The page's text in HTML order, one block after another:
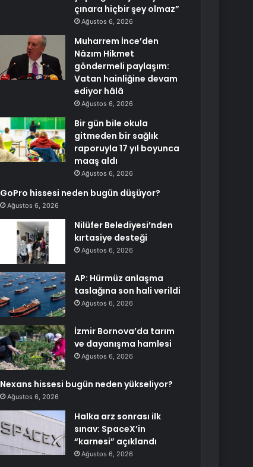
çınara hiçbir şey olmaz”
Ağustos 6, 2026
Muharrem İnce’den
Nâzım Hikmet
göndermeli paylaşım:
Vatan hainliğine devam
ediyor hâlâ
Ağustos 6, 2026
Bir gün bile okula
gitmeden bir sağlık
raporuyla 17 yıl boyunca
maaş aldı
Ağustos 6, 2026
GoPro hissesi neden bugün düşüyor?
Ağustos 6, 2026
Nilüfer Belediyesi’nden
kırtasiye desteği
Ağustos 6, 2026
AP: Hürmüz anlaşma
taslağına son hali verildi
Ağustos 6, 2026
İzmir Bornova’da tarım
ve dayanışma hamlesi
Ağustos 6, 2026
Nexans hissesi bugün neden yükseliyor?
Ağustos 6, 2026
Halka arz sonrası ilk
sınav: SpaceX’in
“karnesi” açıklandı
Ağustos 6, 2026